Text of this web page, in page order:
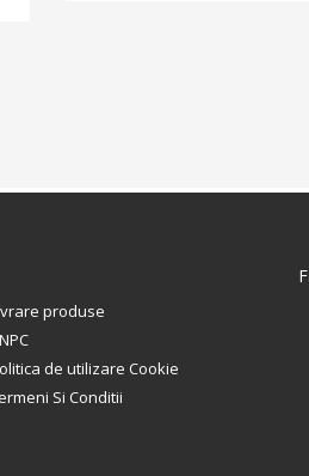
produse
de utilizare Cookie
Si Conditii